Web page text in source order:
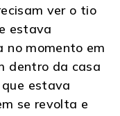
ver o tio
estava
no momento em
dentro da casa
estava
se revolta e